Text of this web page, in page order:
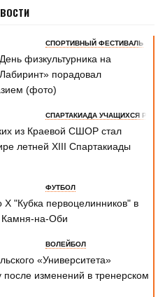
СПОРТИВНЫЙ ФЕСТИВАЛЬ
физкультурника на
порадовал
(фото)
СПАРТАКИАДА УЧАЩИХСЯ
из Краевой СШОР стал
летней XIII Спартакиады
ФУТБОЛ
"Кубка первоцелинников" в
Камня-на-Оби
ВОЛЕЙБОЛ
«Университета»
после изменений в тренерском